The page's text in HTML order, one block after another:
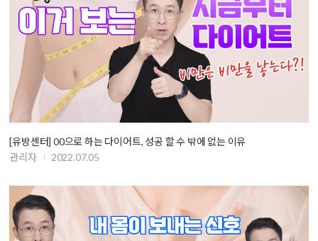
[유방센터] 00으로 하는 다이어트, 성공 할 수 밖에 없는 이유
관리자
2022.07.05